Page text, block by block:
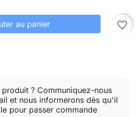
au panier favorite_border
? Communiquez-nous
et nous informerons dès qu'il
pour passer commande